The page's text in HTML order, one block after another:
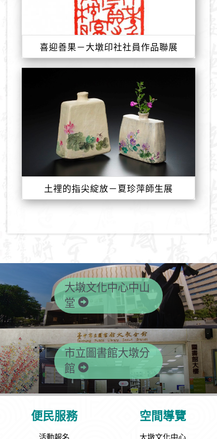
喜迎善果－大墩印社社員作品聯展
土𥚃的指尖綻放－夏珍萍師生展
大墩文化中心中山
堂
市立圖書館大墩分
館
便民服務
活動報名
空間導覽
大墩文化中心